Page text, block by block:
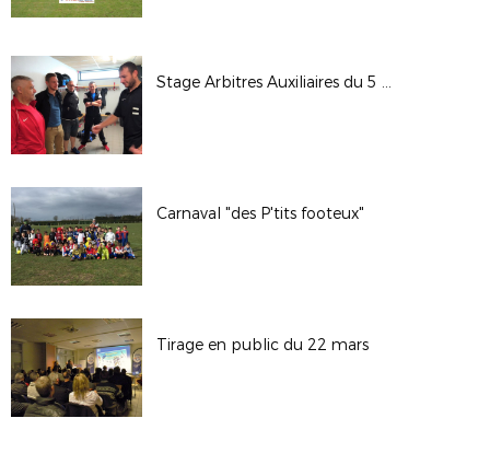
Stage Arbitres Auxiliaires du 5 mai 2018
Carnaval "des P'tits footeux"
Tirage en public du 22 mars